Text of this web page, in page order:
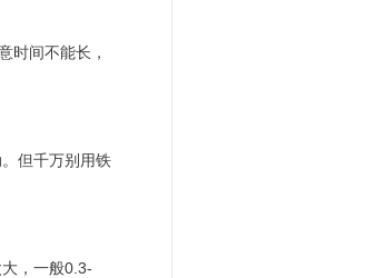
时间不能长，
但千万别用铁
，一般0.3-